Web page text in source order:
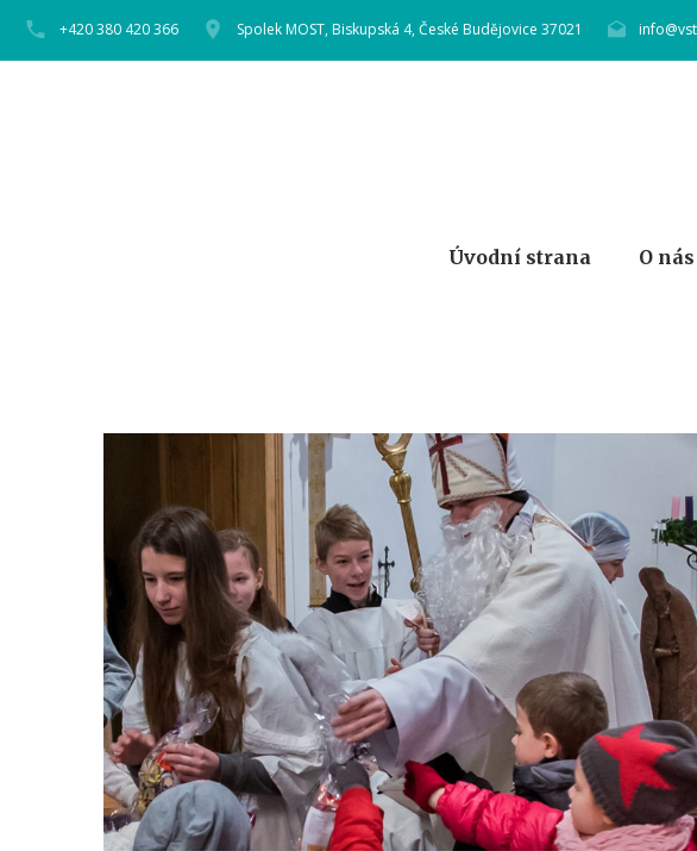
+420 380 420 366 Spolek MOST, Biskupská 4, České Budějovice 37021
Úvodní strana O nás